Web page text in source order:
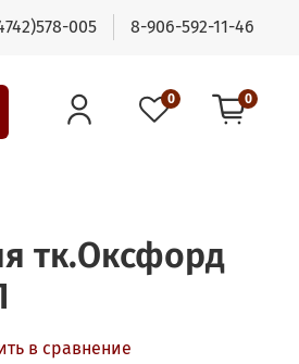
005 8-906-592-11-46
0 0
тк.Оксфорд
в сравнение